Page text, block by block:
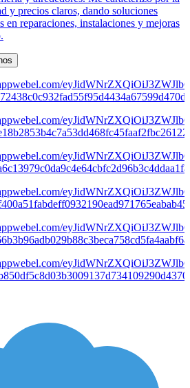
y precios claros, dando soluciones
en reparaciones, instalaciones y mejoras